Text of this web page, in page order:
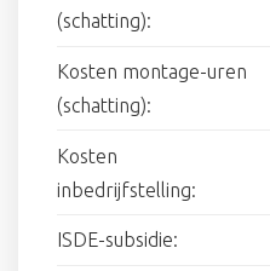
(schatting):
Kosten montage-uren
(schatting):
Kosten
inbedrijfstelling:
ISDE-subsidie: